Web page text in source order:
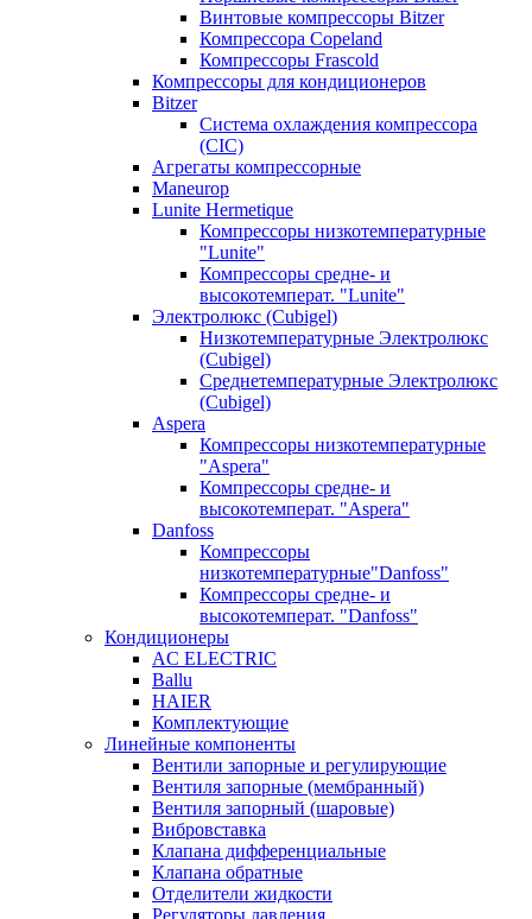
Винтовые компрессоры Bitzer
Компрессора Copeland
Компрессоры Frascold
Компрессоры для кондиционеров
Bitzer
Система охлаждения компрессора
(CIC)
Агрегаты компрессорные
Maneurop
Lunite Hermetique
Компрессоры низкотемпературные
"Lunite"
Компрессоры средне- и
высокотемперат. "Lunite"
Электролюкс (Cubigel)
Низкотемпературные Электролюкс
(Cubigel)
Среднетемпературные Электролюкс
(Cubigel)
Aspera
Компрессоры низкотемпературные
"Aspera"
Компрессоры средне- и
высокотемперат. "Aspera"
Danfoss
Компрессоры
низкотемпературные"Danfoss"
Компрессоры средне- и
высокотемперат. "Danfoss"
Кондиционеры
AC ELECTRIC
Ballu
HAIER
Комплектующие
Линейные компоненты
Вентили запорные и регулирующие
Вентиля запорные (мембранный)
Вентиля запорный (шаровые)
Вибровставка
Клапана дифференциальные
Клапана обратные
Отделители жидкости